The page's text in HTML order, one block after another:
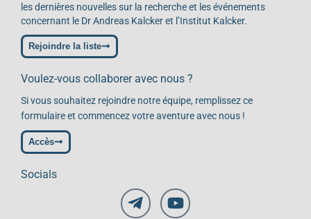
les dernières nouvelles sur la recherche et les événements
concernant le Dr Andreas Kalcker et l’Institut Kalcker.
Rejoindre la liste
Voulez-vous collaborer avec nous ?
Si vous souhaitez rejoindre notre équipe, remplissez ce
formulaire et commencez votre aventure avec nous !
Accès
Socials